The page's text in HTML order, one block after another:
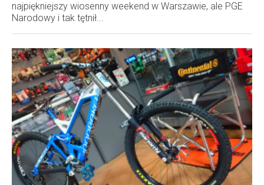
najpiękniejszy wiosenny weekend w Warszawie, ale PGE
Narodowy i tak tętnił...